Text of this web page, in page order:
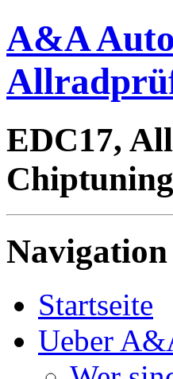
A&A
EDC17,
Chiptuning
Navigation
Startseite
Ueber